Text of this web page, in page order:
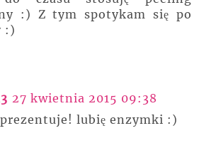
:) Z tym spotykam się po
:)
27 kwietnia 2015 09:38
lubię enzymki :)